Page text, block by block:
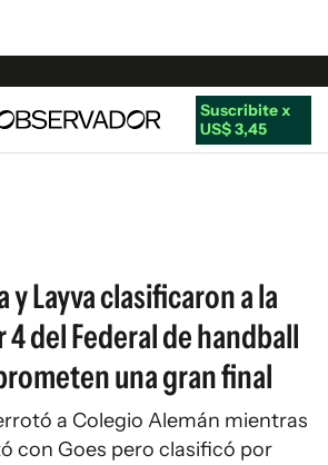
Suscribite x
US$ 3,45
y Layva clasificaron a la
del Federal de handball
una gran final
a Colegio Alemán mientras
con Goes pero clasificó por